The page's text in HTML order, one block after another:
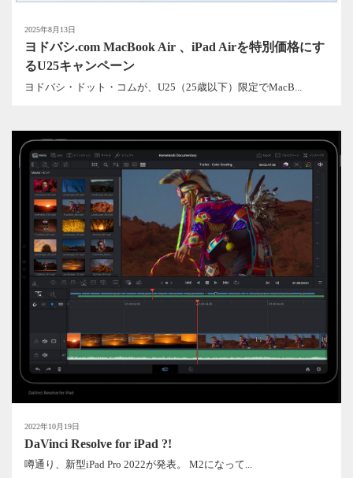
2025年8月13日
ヨドバシ.com MacBook Air 、iPad Airを特別価格にす
るU25キャンペーン
ヨドバシ・ドット・コムが、U25（25歳以下）限定でMacB...
2022年10月19日
DaVinci Resolve for iPad ?!
噂通り、新型iPad Pro 2022が発表。 M2になって...